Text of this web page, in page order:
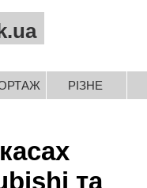
РІЗНЕ
та